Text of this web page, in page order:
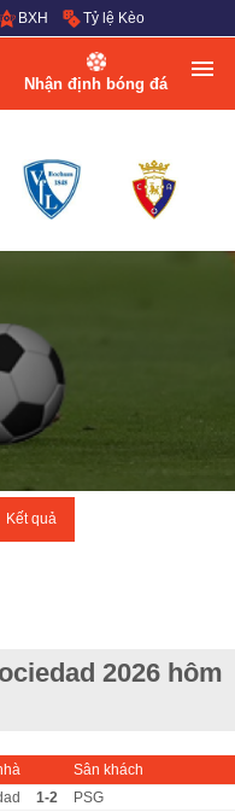
BXH Tỷ lệ Kèo
Nhận định bóng đá
Kết quả
2026 hôm
Sân khách
1-2
PSG